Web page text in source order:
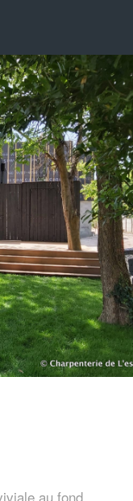
au fond